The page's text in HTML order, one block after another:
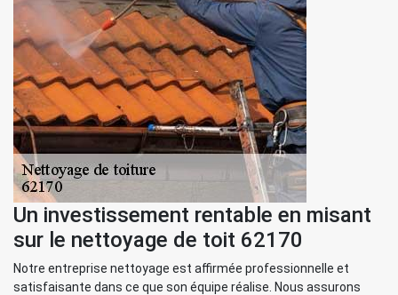
Un investissement rentable en misant
sur le nettoyage de toit 62170
Notre entreprise nettoyage est affirmée professionnelle et
satisfaisante dans ce que son équipe réalise. Nous assurons